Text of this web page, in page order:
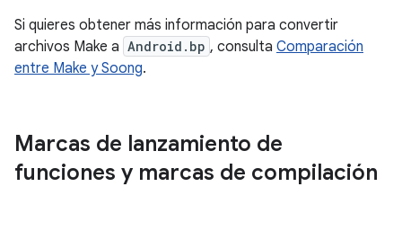
Si quieres obtener más información para convertir
archivos Make a Android.bp , consulta Comparación
entre Make y Soong.
Marcas de lanzamiento de
funciones y marcas de compilación